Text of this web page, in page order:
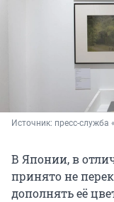
Источник: пресс-служба
В Японии, в
принято не
дополнять её